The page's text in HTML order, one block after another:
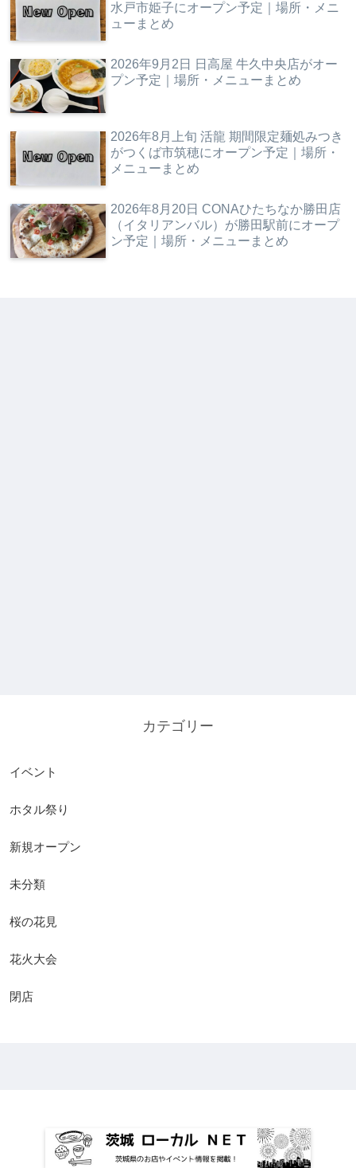
水戸市姫子にオープン予定｜場所・メニ
ューまとめ
2026年9月2日 日高屋 牛久中央店がオー
プン予定｜場所・メニューまとめ
2026年8月上旬 活龍 期間限定麺処みつき
がつくば市筑穂にオープン予定｜場所・
メニューまとめ
2026年8月20日 CONAひたちなか勝田店
（イタリアンバル）が勝田駅前にオープ
ン予定｜場所・メニューまとめ
カテゴリー
イベント
ホタル祭り
新規オープン
未分類
桜の花見
花火大会
閉店